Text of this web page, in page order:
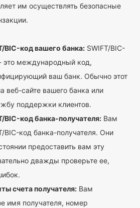
им осуществлять безопасные
BIC-код вашего банка: SWIFT/BIC-
это международный код,
ваш банк. Обычно этот
веб-сайте вашего банка или
поддержки клиентов.
BIC-код банка-получателя: Вам
BIC-код банка-получателя. Они
предоставить вам эту
дважды проверьте ее,
счета получателя: Вам
имя получателя, номер